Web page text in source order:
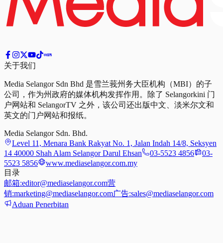
关于我们
Media Selangor Sdn Bhd 是雪兰莪州务大臣机构（MBI）的子
公司，作为州政府的媒体机构发挥作用。除了 Selangorkini 门
户网站和 SelangorTV 之外，该公司还出版中文、淡米尔文和
英文的门户网站和报纸。
Media Selangor Sdn. Bhd.
Level 11, Menara Bank Rakyat No. 1, Jalan Indah 14/8, Seksyen
14 40000 Shah Alam Selangor Darul Ehsan
03-5523 4856
03-
5523 5856
www.mediaselangor.com.my
目录
邮箱:editor@mediaselangor.com营
销:marketing@mediaselangor.com广告:sales@mediaselangor.com
Aduan Penerbitan